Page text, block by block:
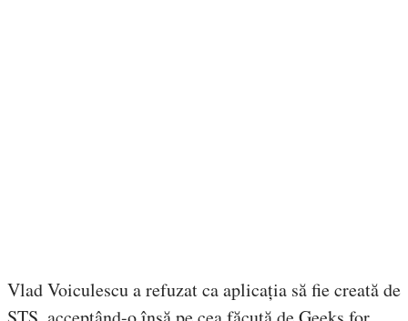
Vlad Voiculescu a refuzat ca aplicația să fie creată de